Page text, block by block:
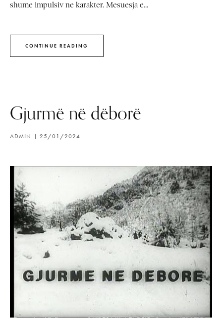
shume impulsiv ne karakter. Mesuesja e...
CONTINUE READING
Gjurmë në dëborë
ADMIN 25/01/2024